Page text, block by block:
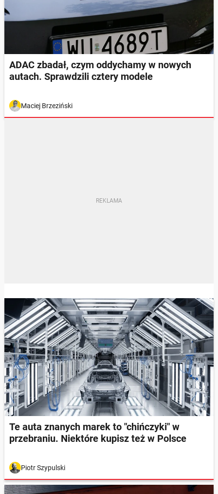
ADAC zbadał, czym oddychamy w nowych
autach. Sprawdzili cztery modele
Maciej Brzeziński
Te auta znanych marek to "chińczyki" w
przebraniu. Niektóre kupisz też w Polsce
Piotr Szypulski